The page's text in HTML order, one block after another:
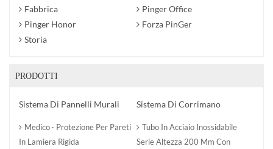
Fabbrica
Pinger Office
Pinger Honor
Forza PinGer
Storia
PRODOTTI
Sistema Di Pannelli Murali
Medico · Protezione Per Pareti
In Lamiera Rigida
Sistema Di Corrimano
Tubo In Acciaio Inossidabile
Serie Altezza 200 Mm Con